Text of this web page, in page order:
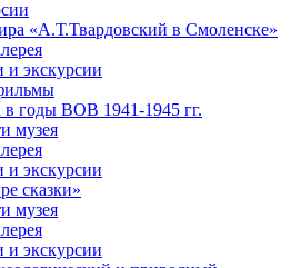
«А.Т.Твардовский в Смоленске»
и экскурсии
годы ВОВ 1941-1945 гг.
музея
и экскурсии
сказки»
музея
и экскурсии